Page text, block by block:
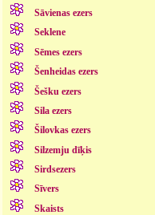
Sāvienas ezers
Seklene
Sēmes ezers
Šenheidas ezers
Šešku ezers
Sila ezers
Šilovkas ezers
Silzemju dīķis
Sirdsezers
Sīvers
Skaists